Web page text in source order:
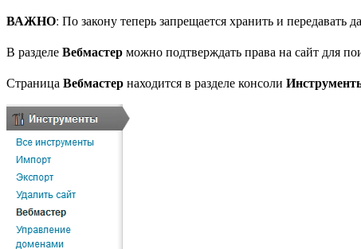
ВАЖНО: По закону теперь запрещается хранить и
В разделеВебмастерможно подтверждать права на сайт для
СтраницаВебмастернаходится в разделе консоли